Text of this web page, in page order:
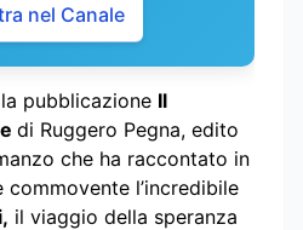
nel Canale
pubblicazione Il
di Ruggero Pegna, edito
che ha raccontato in
l’incredibile
il viaggio della speranza